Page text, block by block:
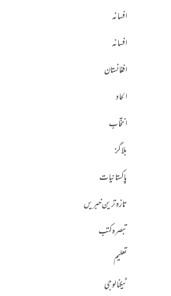
افسانہ
افسانہ
افغانستان
الحاد
انتخاب
بلاگز
پاکستانیات
تازہ ترین خبریں
تبصرہ کتب
تعلیم
ٹیکنالوجی